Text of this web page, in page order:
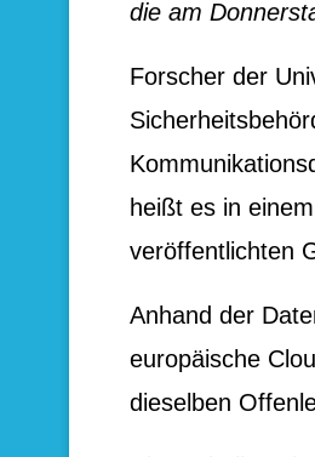
die am
Forscher der
heißt es in
veröffentlichten
Anhand der
europäische
dieselben